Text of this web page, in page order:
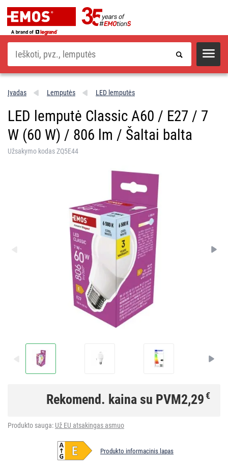
Paieška
Įvadas Lemputės LED lemputės
LED lemputė Classic A60 / E27 / 7
W (60 W) / 806 lm / Šaltai balta
Užsakymo kodas ZQ5E44
Rekomend. kaina su PVM2,29€
Produkto sauga: Už EU atsakingas asmuo
Produkto informacinis lapas